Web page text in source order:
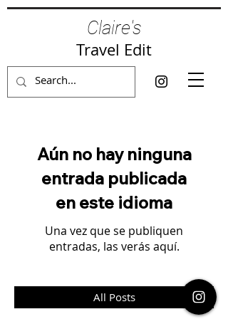
Claire's
Travel Edit
Aún no hay ninguna
entrada publicada
en este idioma
Una vez que se publiquen
entradas, las verás aquí.
All Posts